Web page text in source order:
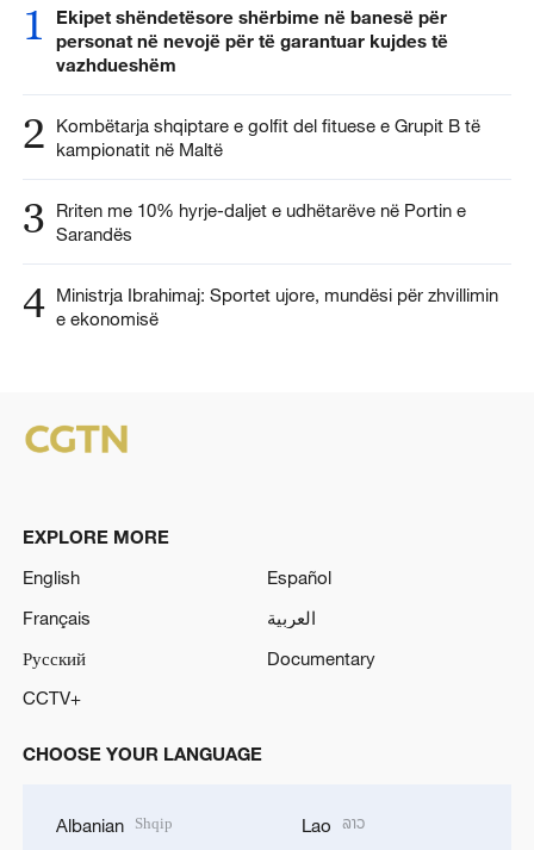
1
Ekipet shëndetësore shërbime në banesë për
personat në nevojë për të garantuar kujdes të
vazhdueshëm
2
Kombëtarja shqiptare e golfit del fituese e Grupit B të
kampionatit në Maltë
3
Rriten me 10% hyrje-daljet e udhëtarëve në Portin e
Sarandës
4 Ministrja Ibrahimaj: Sportet ujore, mundësi për zhvillimin
e ekonomisë
EXPLORE MORE
English
Español
Français
العربية
Русский
Documentary
CCTV+
CHOOSE YOUR LANGUAGE
Albanian Shqip Lao ລາວ